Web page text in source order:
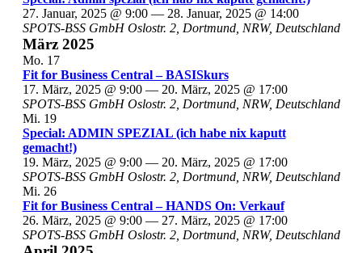
27. Januar, 2025 @ 9:00— 28. Januar, 2025 @ 14:00
SPOTS-BSS GmbHOslostr. 2, Dortmund, NRW, Deutschland
März 2025
Mo. 17
Fit for Business Central – BASISkurs
17. März, 2025 @ 9:00— 20. März, 2025 @ 17:00
SPOTS-BSS GmbHOslostr. 2, Dortmund, NRW, Deutschland
Mi. 19
Special: ADMIN SPEZIAL (ich habe nix kaputt
gemacht!)
19. März, 2025 @ 9:00— 20. März, 2025 @ 17:00
SPOTS-BSS GmbHOslostr. 2, Dortmund, NRW, Deutschland
Mi. 26
Fit for Business Central – HANDS On: Verkauf
26. März, 2025 @ 9:00— 27. März, 2025 @ 17:00
SPOTS-BSS GmbHOslostr. 2, Dortmund, NRW, Deutschland